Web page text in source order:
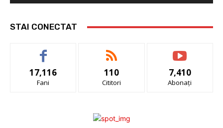
STAI CONECTAT
17,116
Fani
110
Cititori
7,410
Abonați